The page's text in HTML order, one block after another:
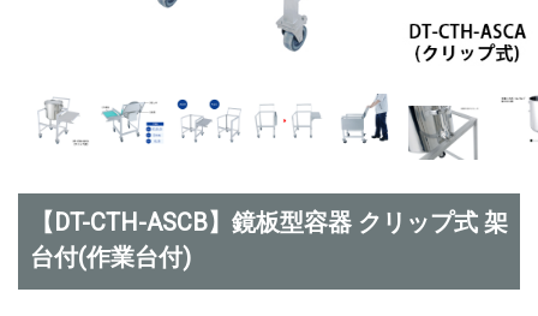
【DT-CTH-ASCB】鏡板型容器 クリップ式 架
台付(作業台付)